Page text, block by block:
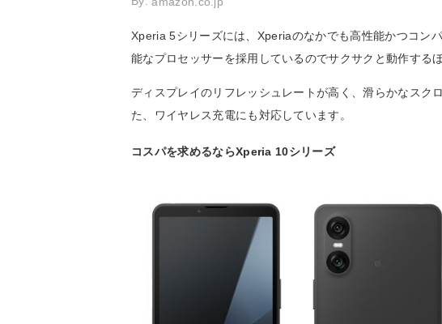
Xperia 5シリーズには、Xperiaのなかでも高性能かつコン
能なプロセッサーを採用しているのでサクサクと動作する
ディスプレイのリフレッシュレートが高く、滑らかなスク
た、ワイヤレス充電にも対応しています。
コスパを求めるならXperia 10シリーズ